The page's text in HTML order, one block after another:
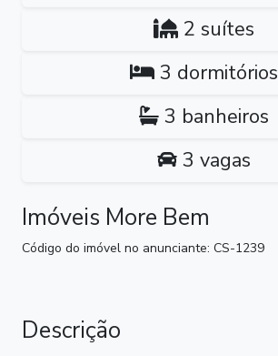
2 suítes
3 dormitórios
3 banheiros
3 vagas
Imóveis More Bem
Código do imóvel no anunciante: CS-1239
Descrição